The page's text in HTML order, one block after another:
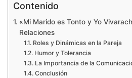
Contenido
«Mi Marido es Tonto y Yo
Relaciones
Roles y Dinámicas en la Pareja
Humor y Tolerancia
La Importancia de la
Conclusión